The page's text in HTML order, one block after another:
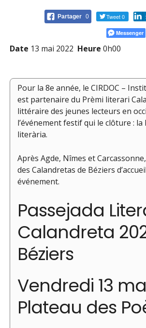
Partager 0 Tweet 0
Messenger
Date 13 mai 2022 Heure 0h00
Pour la 8e année, le CIRDOC –
est partenaire du Prèmi literari
littéraire des jeunes lecteurs en
l’événement festif qui le clôture : la
literària.
Après Agde, Nîmes et
des Calandretas de Béziers
événement.
Passejada
Calandreta
Béziers
Vendredi 13
Plateau des